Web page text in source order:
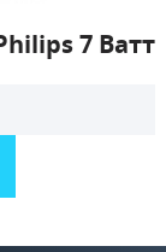
7 Ватт